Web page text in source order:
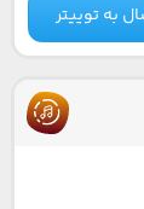
به توییتر